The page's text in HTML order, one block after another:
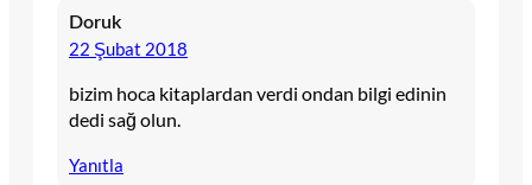
Doruk
22 Şubat 2018
bizim hoca kitaplardan verdi ondan bilgi edinin
dedi sağ olun.
Yanıtla